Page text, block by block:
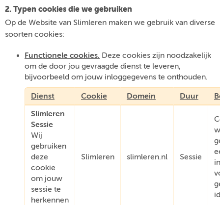
2. Typen cookies die we gebruiken
Op de Website van Slimleren maken we gebruik van diverse
soorten cookies:
Functionele cookies. Deze cookies zijn noodzakelijk
om de door jou gevraagde dienst te leveren,
bijvoorbeeld om jouw inloggegevens te onthouden.
Dienst Cookie Domein Duur
Slimleren
Sessie
Wij
gebruiken
deze
cookie
om jouw
sessie te
herkennen
Slimleren slimleren.nl Sessie